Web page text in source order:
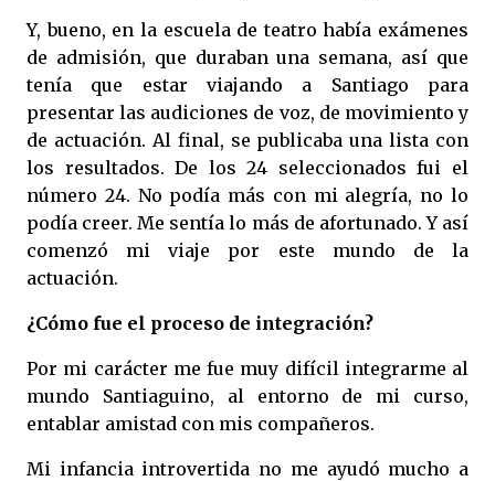
Y, bueno, en la escuela de teatro había exámenes
de admisión, que duraban una semana, así que
tenía que estar viajando a Santiago para
presentar las audiciones de voz, de movimiento y
de actuación. Al final, se publicaba una lista con
los resultados. De los 24 seleccionados fui el
número 24. No podía más con mi alegría, no lo
podía creer. Me sentía lo más de afortunado. Y así
comenzó mi viaje por este mundo de la
actuación.
¿Cómo fue el proceso de integración?
Por mi carácter me fue muy difícil integrarme al
mundo Santiaguino, al entorno de mi curso,
entablar amistad con mis compañeros.
Mi infancia introvertida no me ayudó mucho a